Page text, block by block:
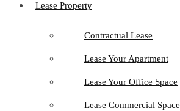
Lease Property
Contractual Lease
Lease Your Apartment
Lease Your Office Space
Lease Commercial Space